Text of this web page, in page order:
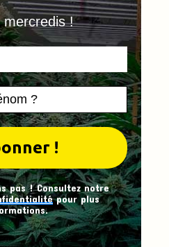
mercredis !
pas ! Consultez notre
pour plus